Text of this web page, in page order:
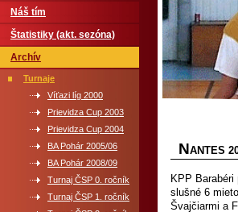
NANTES
KPP
slušné 6
Švajčiarmi a
Náš tím
Štatistiky (akt. sezóna)
Archív
Turnaje
Víťazi líg 2000
Prievidza Cup 2003
Prievidza Cup 2004
BA Pohár 2005/06
BA Pohár 2008/09
Turnaj ČSP 0. ročník
Turnaj ČSP 1. ročník